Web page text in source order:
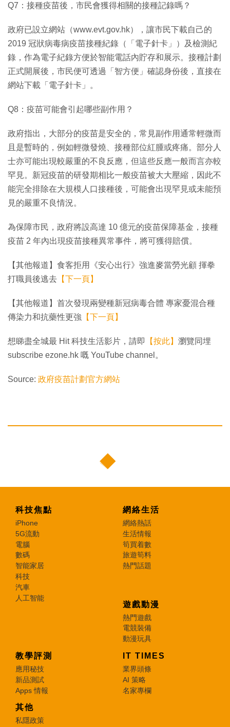
Q7：接種疫苗後，市民會獲得相關的接種記錄嗎？
政府已設立網站（www.evt.gov.hk），讓市民下載自己的
2019 冠狀病毒病疫苗接種紀錄（「電子針卡」）及檢測紀
錄，作為電子紀錄方便於智能電話內貯存和展示。接種計劃
正式開展後，市民便可透過「智方便」確認身份後，直接在
網站下載「電子針卡」。
Q8：疫苗可能會引起哪些副作用？
政府指出，大部分的疫苗是安全的，常見副作用通常輕微而
且是暫時的，例如輕微發燒、接種部位紅腫或疼痛。部分人
士亦可能出現較嚴重的不良反應，但這些反應一般而言亦較
罕見。新冠疫苗的研發期相比一般疫苗被大大壓縮，因此不
能完全排除在大規模人口接種後，可能會出現罕見或未能預
見的嚴重不良情況。
為保障市民，政府將設高達 10 億元的疫苗保障基金，接種
疫苗 2 年內出現疫苗接種異常事件，將可獲得賠償。
【其他報道】食客拒用《安心出行》強進麥當勞光顧 揮拳
打職員後逃去 【下一頁】
【其他報道】首次發現兩變種新冠病毒合體 專家憂混合種
傳染力和抗藥性更強 【下一頁】
想睇盡全城最 Hit 科技生活影片，請即 【按此】 瀏覽同埋
subscribe ezone.hk 嘅 YouTube channel。
Source: 政府疫苗計劃官方網站
科技焦點
iPhone
5G流動
電腦
數碼
智能家居
科技
汽車
人工智能
網絡生活
網絡熱話
生活情報
筍買着數
旅遊筍料
熱門話題
遊戲動漫
熱門遊戲
電競裝備
動漫玩具
教學評測
應用秘技
新品測試
Apps 情報
IT TIMES
業界頭條
AI 策略
名家專欄
其他
私隱政策